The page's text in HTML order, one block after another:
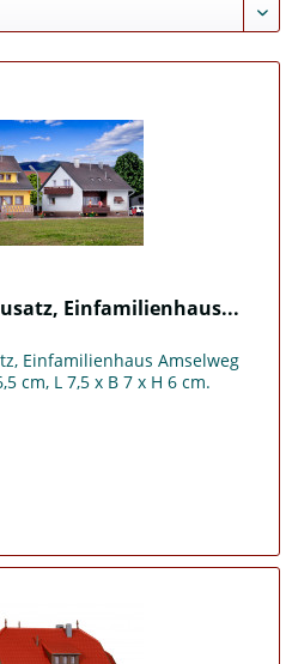
Einfamilienhaus...
Einfamilienhaus Amselweg
cm, L 7,5 x B 7 x H 6 cm.